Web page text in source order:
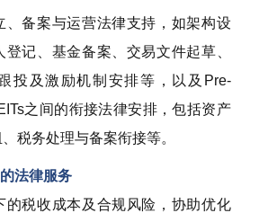
、备案与运营法律支持，如架构设
记、基金备案、交易文件起草、
投及激励机制安排等，以及Pre-
之间的衔接法律安排，包括资产
税务处理与备案衔接等。
法律服务
的税收成本及合规风险，协助优化